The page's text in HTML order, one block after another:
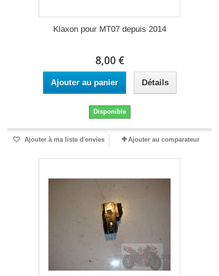
Klaxon pour MT07 depuis 2014
8,00 €
Ajouter au panier Détails
Disponible
Ajouter à ma liste d'envies Ajouter au comparateur